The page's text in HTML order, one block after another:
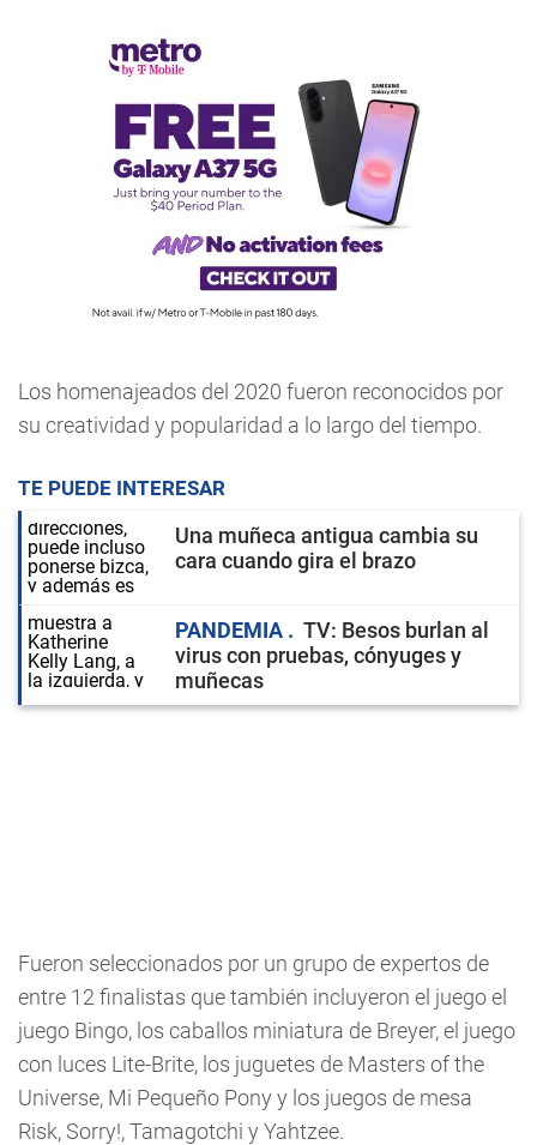
Los homenajeados del 2020 fueron reconocidos por
su creatividad y popularidad a lo largo del tiempo.
TE PUEDE INTERESAR
Una muñeca antigua cambia su
cara cuando gira el brazo
PANDEMIA
TV: Besos burlan al
virus con pruebas, cónyuges y
muñecas
Fueron seleccionados por un grupo de expertos de
entre 12 finalistas que también incluyeron el juego el
juego Bingo, los caballos miniatura de Breyer, el juego
con luces Lite-Brite, los juguetes de Masters of the
Universe, Mi Pequeño Pony y los juegos de mesa
Risk, Sorry!, Tamagotchi y Yahtzee.